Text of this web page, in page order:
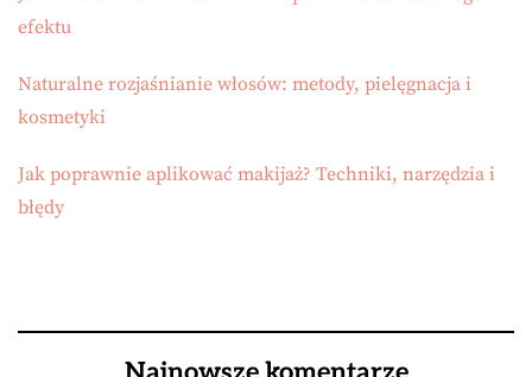
efektu
Naturalne rozjaśnianie włosów: metody, pielęgnacja i
kosmetyki
Jak poprawnie aplikować makijaż? Techniki, narzędzia i
błędy